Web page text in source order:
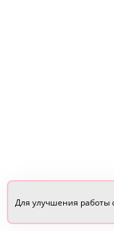
Для улучшения работы